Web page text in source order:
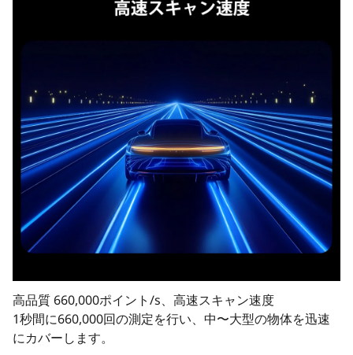
高品質 660,000ポイント/s、高速スキャン速度
1秒間に660,000回の測定を行い、中〜大型の物体を迅速
にカバーします。